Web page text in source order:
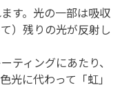
す。光の一部は吸収
）残りの光が反射し
ティングにあたり、
光に代わって「虹」